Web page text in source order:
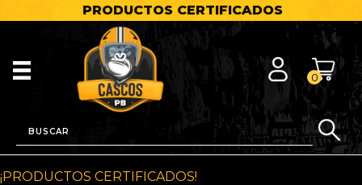
PRODUCTOS CERTIFICADOS
0
¡PRODUCTOS CERTIFICADOS!